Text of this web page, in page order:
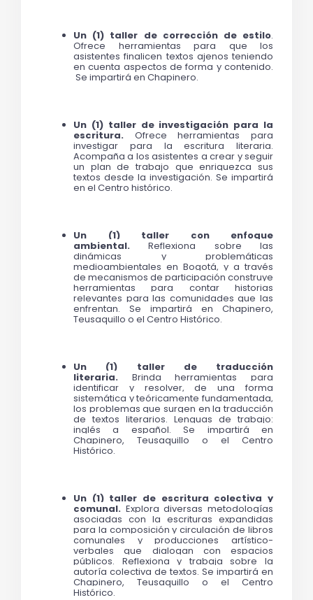
Un (1) taller de corrección de estilo.
Ofrece herramientas para que los
asistentes finalicen textos ajenos teniendo
en cuenta aspectos de forma y contenido.
Se impartirá en Chapinero.
Un (1) taller de investigación para la
escritura. Ofrece herramientas para
investigar para la escritura literaria.
Acompaña a los asistentes a crear y seguir
un plan de trabajo que enriquezca sus
textos desde la investigación. Se impartirá
en el Centro histórico.
Un (1) taller con enfoque
ambiental. Reflexiona sobre las
dinámicas y problemáticas
medioambientales en Bogotá, y a través
de mecanismos de participación construye
herramientas para contar historias
relevantes para las comunidades que las
enfrentan. Se impartirá en Chapinero,
Teusaquillo o el Centro Histórico.
Un (1) taller de traducción
literaria. Brinda herramientas para
identificar y resolver, de una forma
sistemática y teóricamente fundamentada,
los problemas que surgen en la traducción
de textos literarios. Lenguas de trabajo:
inglés a español. Se impartirá en
Chapinero, Teusaquillo o el Centro
Histórico.
Un (1) taller de escritura colectiva y
comunal. Explora diversas metodologías
asociadas con la escrituras expandidas
para la composición y circulación de libros
comunales y producciones artístico-
verbales que dialogan con espacios
públicos. Reflexiona y trabaja sobre la
autoría colectiva de textos. Se impartirá en
Chapinero, Teusaquillo o el Centro
Histórico.